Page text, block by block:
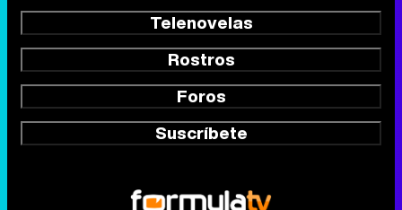
Telenovelas
Rostros
Foros
Suscríbete